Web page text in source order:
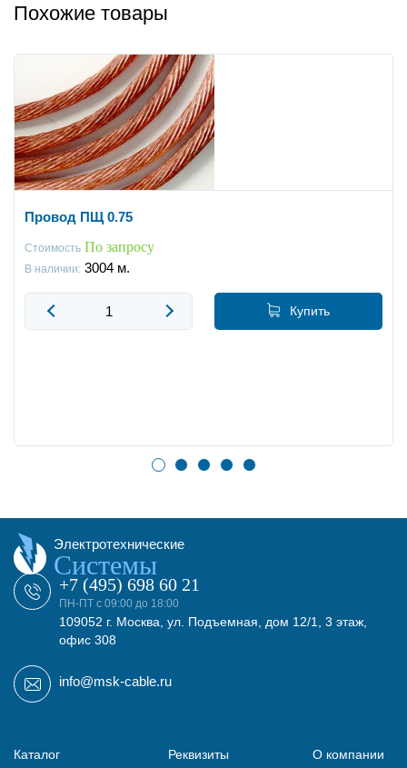
Похожие товары
Провод ПЩ 0.75
Стоимость По запросу
В наличии: 3004 м.
Купить
Электротехнические
Системы
+7 (495) 698 60 21
ПН-ПТ с 09:00 до 18:00
109052 г. Москва, ул. Подъемная, дом 12/1, 3 этаж,
офис 308
info@msk-cable.ru
Каталог Реквизиты О компании